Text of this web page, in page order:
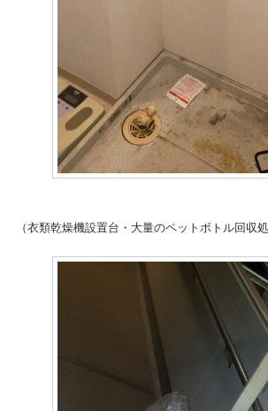
（衣類乾燥機設置台・大量のペットボトル回収処